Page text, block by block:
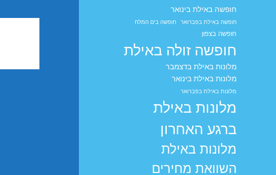
חופשה באילת בינואר
חופשה באילת בפברואר חופשה בים המלח
חופשה בצפון
חופשה זולה באילת
מלונות באילת בדצמבר
מלונות באילת בינואר
מלונות באילת בפברואר
מלונות באילת
ברגע האחרון
מלונות באילת
השוואת מחירים